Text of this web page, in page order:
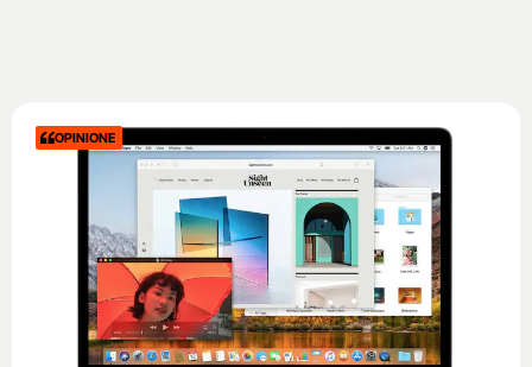
OPINIONE